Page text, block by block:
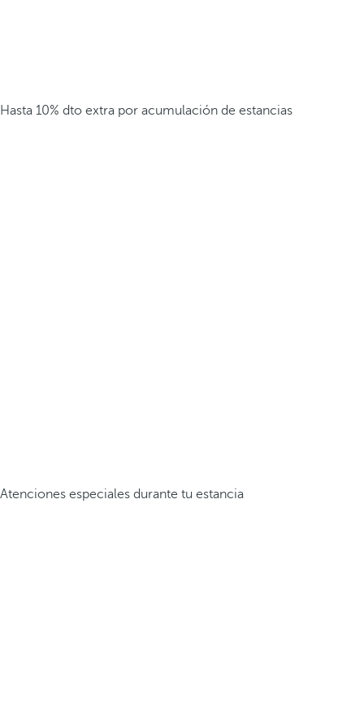
Hasta 10% dto extra por acumulación de estancias
Atenciones especiales durante tu estancia